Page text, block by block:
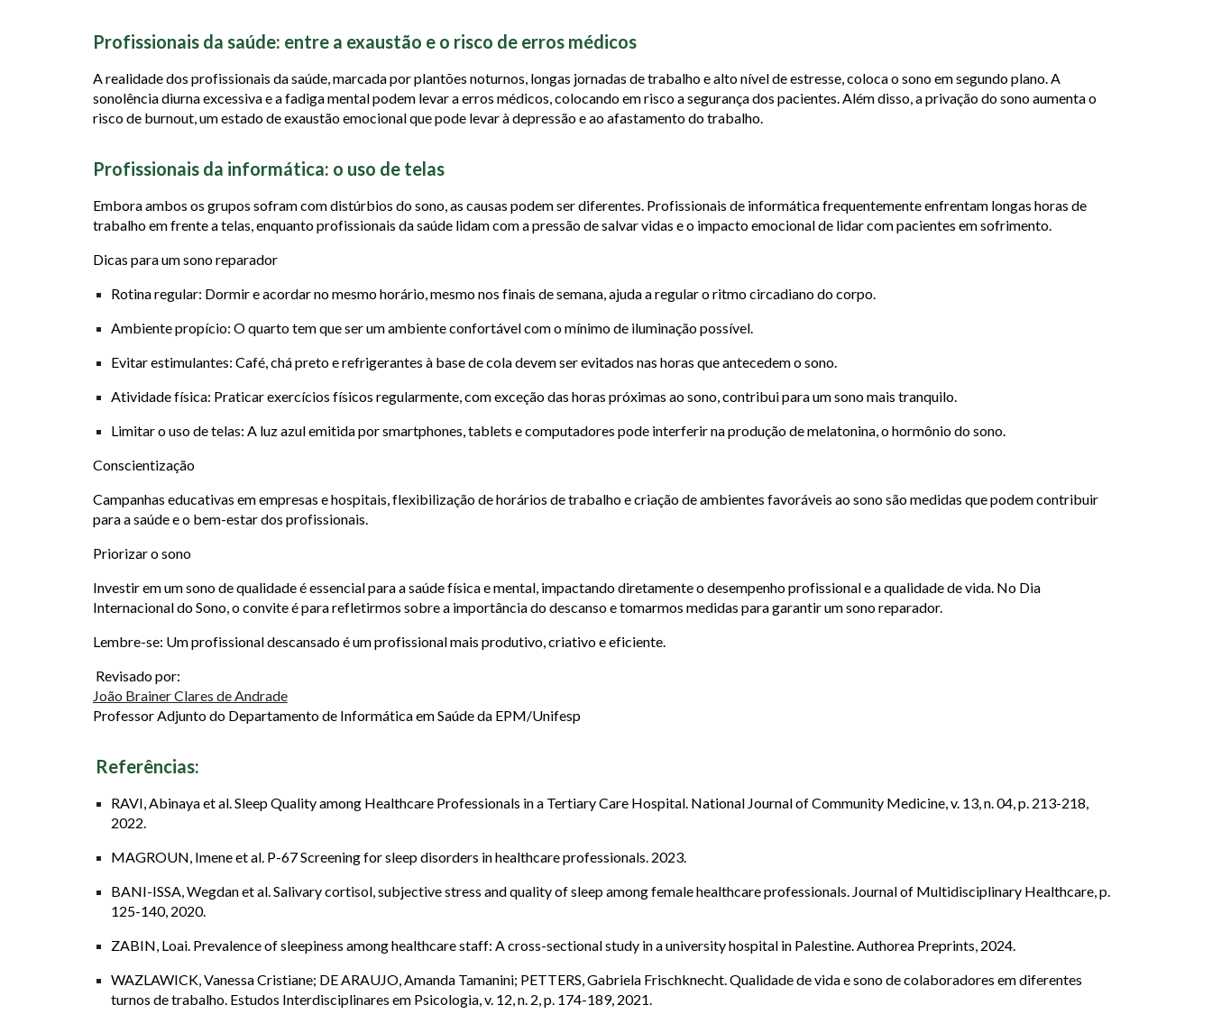
Profissionais da saúde: entre a exaustão e o risco de erros médicos
A realidade dos profissionais da saúde, marcada por plantões noturnos, longas jornadas de trabalho e alto nível de estresse, coloca o sono em segundo plano. A
sonolência diurna excessiva e a fadiga mental podem levar a erros médicos, colocando em risco a segurança dos pacientes. Além disso, a privação do sono aumenta o
risco de burnout, um estado de exaustão emocional que pode levar à depressão e ao afastamento do trabalho.
Profissionais da informática: o uso de telas
Embora ambos os grupos sofram com distúrbios do sono, as causas podem ser diferentes. Profissionais de informática frequentemente enfrentam longas horas de
trabalho em frente a telas, enquanto profissionais da saúde lidam com a pressão de salvar vidas e o impacto emocional de lidar com pacientes em sofrimento.
Dicas para um sono reparador
Rotina regular: Dormir e acordar no mesmo horário, mesmo nos finais de semana, ajuda a regular o ritmo circadiano do corpo.
Ambiente propício: O quarto tem que ser um ambiente confortável com o mínimo de iluminação possível.
Evitar estimulantes: Café, chá preto e refrigerantes à base de cola devem ser evitados nas horas que antecedem o sono.
Atividade física: Praticar exercícios físicos regularmente, com exceção das horas próximas ao sono, contribui para um sono mais tranquilo.
Limitar o uso de telas: A luz azul emitida por smartphones, tablets e computadores pode interferir na produção de melatonina, o hormônio do sono.
Conscientização
Campanhas educativas em empresas e hospitais, flexibilização de horários de trabalho e criação de ambientes favoráveis ao sono são medidas que podem contribuir
para a saúde e o bem-estar dos profissionais.
Priorizar o sono
Investir em um sono de qualidade é essencial para a saúde física e mental, impactando diretamente o desempenho profissional e a qualidade de vida. No Dia
Internacional do Sono, o convite é para refletirmos sobre a importância do descanso e tomarmos medidas para garantir um sono reparador.
Lembre-se: Um profissional descansado é um profissional mais produtivo, criativo e eficiente.
Revisado por:
João Brainer Clares de Andrade
Professor Adjunto do Departamento de Informática em Saúde da EPM/Unifesp
Referências:
RAVI, Abinaya et al. Sleep Quality among Healthcare Professionals in a Tertiary Care Hospital. National Journal of Community Medicine, v. 13, n. 04, p. 213-218,
2022.
MAGROUN, Imene et al. P-67 Screening for sleep disorders in healthcare professionals. 2023.
BANI-ISSA, Wegdan et al. Salivary cortisol, subjective stress and quality of sleep among female healthcare professionals. Journal of Multidisciplinary Healthcare, p.
125-140, 2020.
ZABIN, Loai. Prevalence of sleepiness among healthcare staff: A cross-sectional study in a university hospital in Palestine. Authorea Preprints, 2024.
WAZLAWICK, Vanessa Cristiane; DE ARAUJO, Amanda Tamanini; PETTERS, Gabriela Frischknecht. Qualidade de vida e sono de colaboradores em diferentes
turnos de trabalho. Estudos Interdisciplinares em Psicologia, v. 12, n. 2, p. 174-189, 2021.